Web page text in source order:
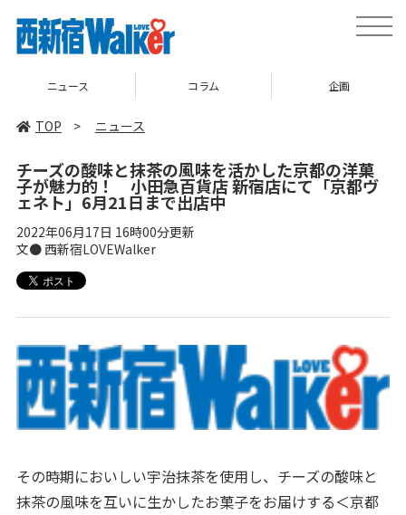
toggle
ニュース コラム 企画
TOP > ニュース
チーズの酸味と抹茶の風味を活かした京都の洋菓
子が魅力的！ 小田急百貨店 新宿店にて「京都ヴ
ェネト」6月21日まで出店中
2022年06月17日 16時00分更新
文● 西新宿LOVEWalker
その時期においしい宇治抹茶を使用し、チーズの酸味と
抹茶の風味を互いに生かしたお菓子をお届けする＜京都